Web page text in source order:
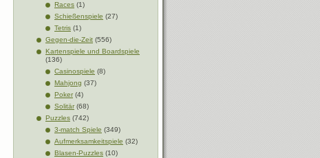
Races (1)
Schießenspiele (27)
Tetris (1)
Gegen-die-Zeit (556)
Kartenspiele und Boardspiele
(136)
Casinospiele (8)
Mahjong (37)
Poker(4)
Solitär(68)
Puzzles (742)
3-match Spiele (349)
Aufmerksamkeitspiele (32)
Blasen-Puzzles (10)